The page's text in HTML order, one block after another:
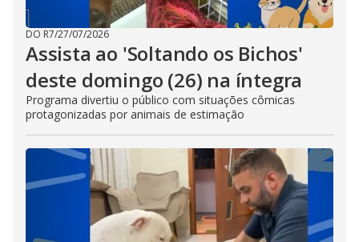
DO R7/27/07/2026
Assista ao 'Soltando os Bichos'
deste domingo (26) na íntegra
Programa divertiu o público com situações cômicas
protagonizadas por animais de estimação